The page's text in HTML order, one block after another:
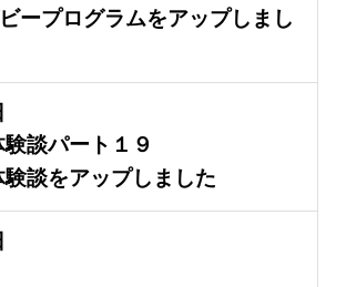
ープログラムをアップしまし
談パート１９
談をアップしました